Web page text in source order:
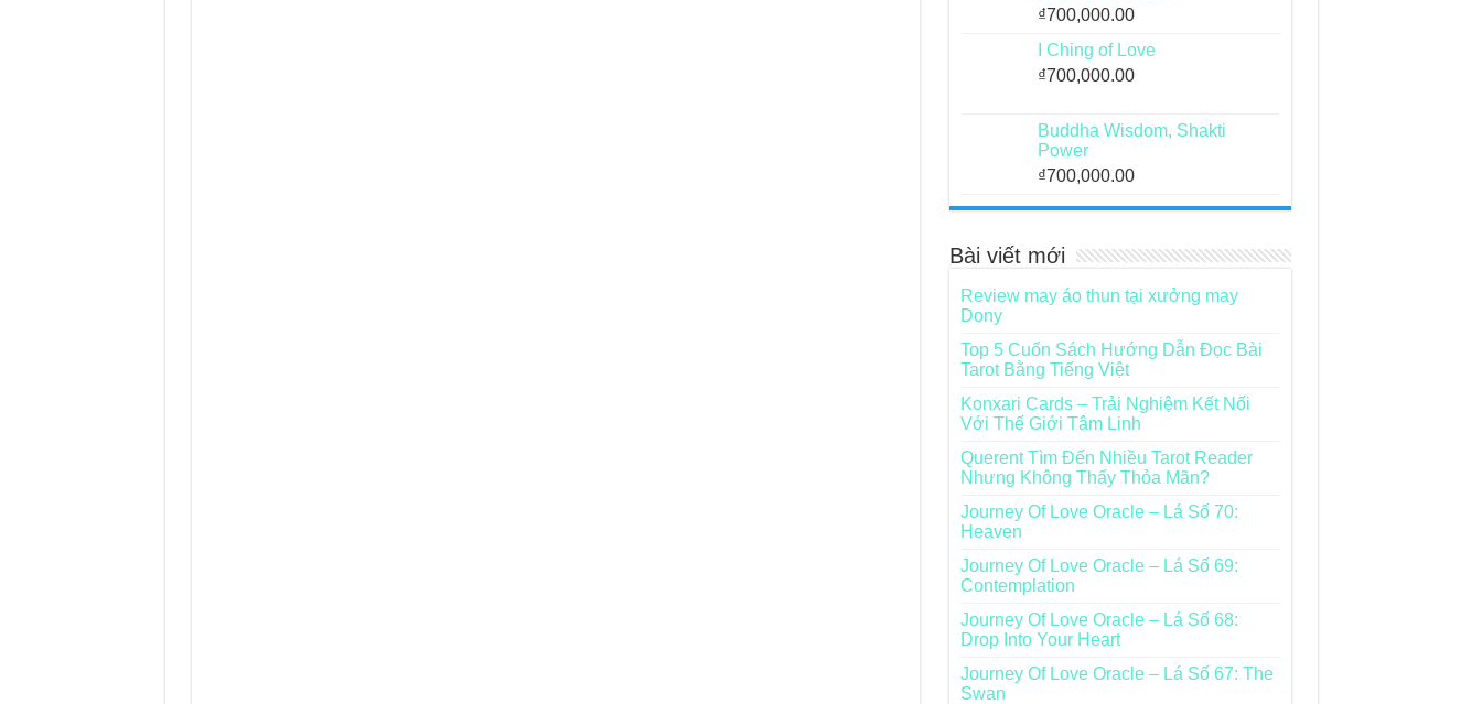
₫700,000.00
I Ching of Love
₫700,000.00
Buddha Wisdom, Shakti
Power
₫700,000.00
Bài viết mới
Review may áo thun tại xưởng may
Dony
Top 5 Cuốn Sách Hướng Dẫn Đọc Bài
Tarot Bằng Tiếng Việt
Konxari Cards – Trải Nghiệm Kết Nối
Với Thế Giới Tâm Linh
Querent Tìm Đến Nhiều Tarot Reader
Nhưng Không Thấy Thỏa Mãn?
Journey Of Love Oracle – Lá Số 70:
Heaven
Journey Of Love Oracle – Lá Số 69:
Contemplation
Journey Of Love Oracle – Lá Số 68:
Drop Into Your Heart
Journey Of Love Oracle – Lá Số 67: The
Swan